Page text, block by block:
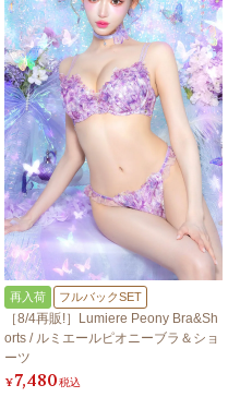
再入荷 フルバックSET
［8/4再販!］Lumiere Peony Bra&Sh
orts / ルミエールピオニーブラ＆ショ
ーツ
¥7,480税込